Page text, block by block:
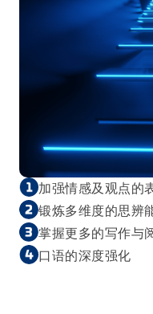
加强情感及观点的
锻炼多维度的思辨
掌握更多的写作与
口语的深度强化